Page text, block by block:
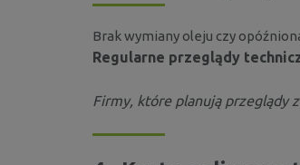
Brak wymiany oleju czy
Regularne przeglądy
Firmy, które planują przeglądy